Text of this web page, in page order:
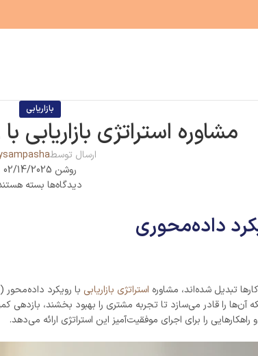
بازاریابی
مشاوره استراتژی بازاریابی
ارسال توسط
روشن 02/14/2025
دیدگاه‌ها بسته
داده‌محوری
تبدیل شده‌اند، مشاوره استراتژی بازاریابی
را قادر می‌سازد تا تجربه مشتری را بهبود بخشند، بازدهی
راهکارهایی را برای اجرای موفقیت‌آمیز این استراتژی ارائه می‌دهد.